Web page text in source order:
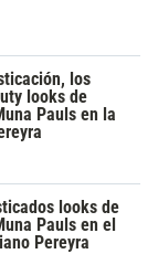
los
looks de
Pauls en la
looks de
Pauls en el
Pereyra